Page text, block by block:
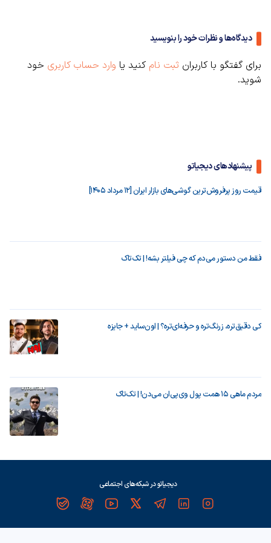
دیدگاه‌ها و نظرات خود را بنویسید
برای گفتگو با کاربران ثبت نام کنید یا وارد حساب کاربری خود
شوید.
پیشنهادهای دیجیاتو
قیمت روز پرفروش‌ترین گوشی‌های بازار ایران [12 مرداد 1405]
فقط من دستور می‌دم که چی فیلتر بشه! | تک‌تاک
کی دقیق‌تره، زرنگ‌تره و حرفه‌ای‌تره؟ | اون‌ساید + جایزه
مردم ماهی ۱۵ همت پول وی‌پی‌ان می‌دن! | تک‌تاک
دیجیاتو در شبکه‌های اجتماعی